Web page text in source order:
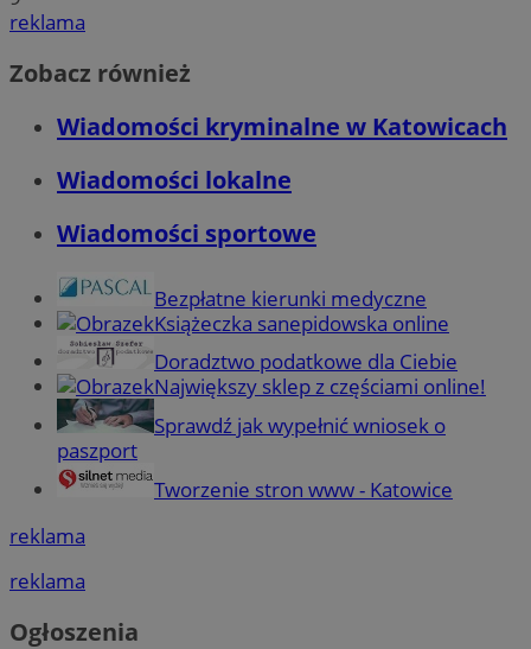
reklama
Zobacz również
Wiadomości kryminalne w Katowicach
Wiadomości lokalne
Wiadomości sportowe
Bezpłatne kierunki medyczne
Książeczka sanepidowska online
Doradztwo podatkowe dla Ciebie
Największy sklep z częściami online!
Sprawdź jak wypełnić wniosek o
paszport
Tworzenie stron www - Katowice
reklama
reklama
Ogłoszenia